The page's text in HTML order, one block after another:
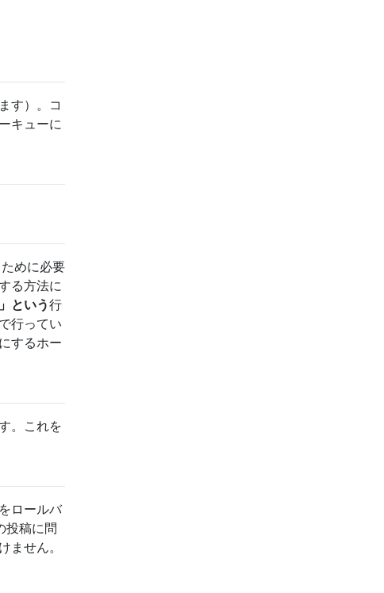
す）。コ
キューに
めに必要
る方法に
という行
行ってい
するホー
。これを
ロールバ
投稿に問
ません。